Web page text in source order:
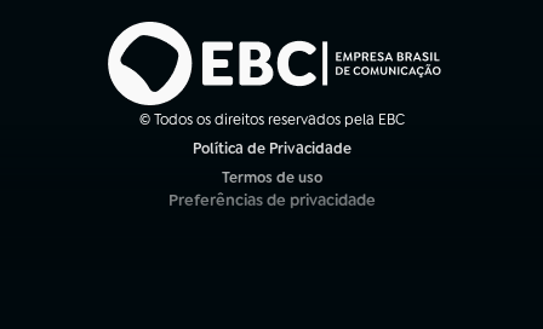
© Todos os direitos reservados pela EBC
Política de Privacidade
Termos de uso
(abre em nova aba)
Preferências de privacidade